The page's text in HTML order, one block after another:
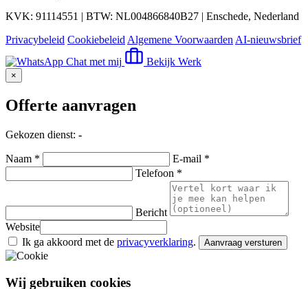
KVK: 91114551 | BTW: NL004866840B27 | Enschede, Nederland
Privacybeleid Cookiebeleid Algemene Voorwaarden AI-nieuwsbrief
Chat met mij
Bekijk Werk
×
Offerte aanvragen
Gekozen dienst: -
Naam *
E-mail *
Telefoon *
Bericht
Website
Ik ga akkoord met de privacyverklaring. Aanvraag versturen
Wij gebruiken cookies